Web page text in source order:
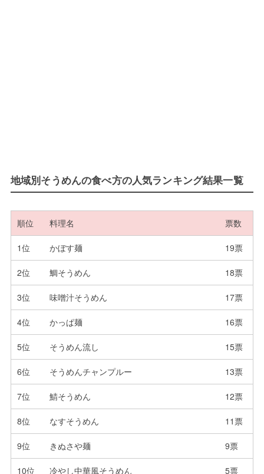
地域別そうめんの食べ方の人気ランキング結果一覧
順位 料理名 票数
1位 かぼす麺 19票
2位 鯛そうめん 18票
3位 味噌汁そうめん 17票
4位 かっぱ麺 16票
5位 そうめん流し 15票
6位 そうめんチャンプルー 13票
7位 鯖そうめん 12票
8位 なすそうめん 11票
9位 きぬさや麺 9票
10位 冷やし中華風そうめん 5票